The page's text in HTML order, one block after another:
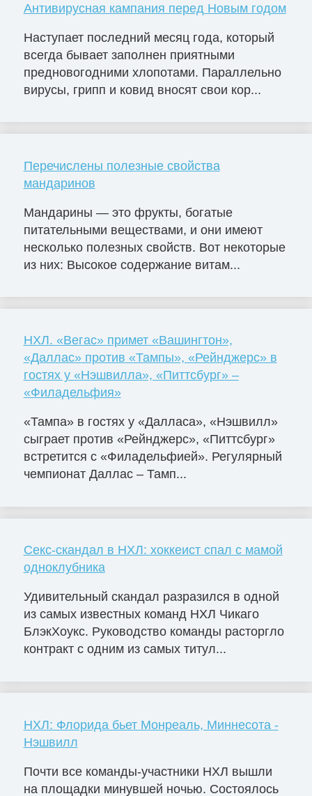
Антивирусная кампания перед Новым годом
Наступает последний месяц года, который
всегда бывает заполнен приятными
предновогодними хлопотами. Параллельно
вирусы, грипп и ковид вносят свои кор...
Перечислены полезные свойства
мандаринов
Мандарины — это фрукты, богатые
питательными веществами, и они имеют
несколько полезных свойств. Вот некоторые
из них: Высокое содержание витам...
НХЛ. «Вегас» примет «Вашингтон»,
«Даллас» против «Тампы», «Рейнджерс» в
гостях у «Нэшвилла», «Питтсбург» –
«Филадельфия»
«Тампа» в гостях у «Далласа», «Нэшвилл»
сыграет против «Рейнджерс», «Питтсбург»
встретится с «Филадельфией». Регулярный
чемпионат Даллас – Тамп...
Секс-скандал в НХЛ: хоккеист спал с мамой
одноклубника
Удивительный скандал разразился в одной
из самых известных команд НХЛ Чикаго
БлэкХоукс. Руководство команды расторгло
контракт с одним из самых титул...
НХЛ: Флорида бьет Монреаль, Миннесота -
Нэшвилл
Почти все команды-участники НХЛ вышли
на площадки минувшей ночью. Состоялось